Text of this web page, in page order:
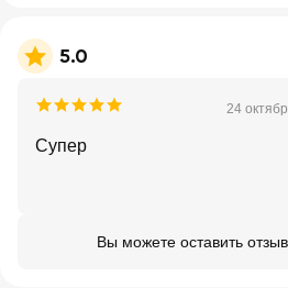
5.0
24
Супер
Вы можете оставить